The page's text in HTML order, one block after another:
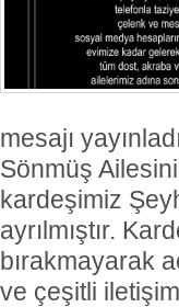
mesajı
Sönmüş
kardeşimiz
ayrılmıştır.
bırakmayarak
ve çeşitli